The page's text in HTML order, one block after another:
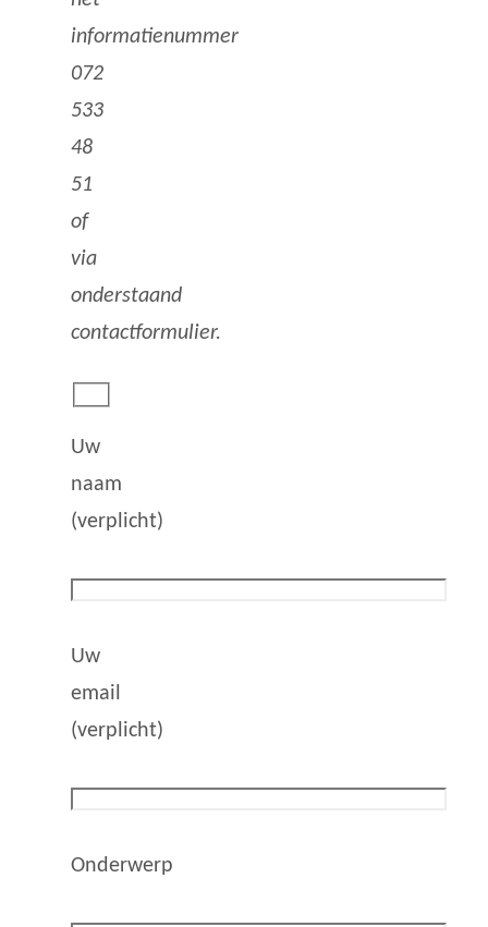
informatienummer
072
533
48
51
of
via
onderstaand
contactformulier.
Uw
naam
(verplicht)
Uw
email
(verplicht)
Onderwerp